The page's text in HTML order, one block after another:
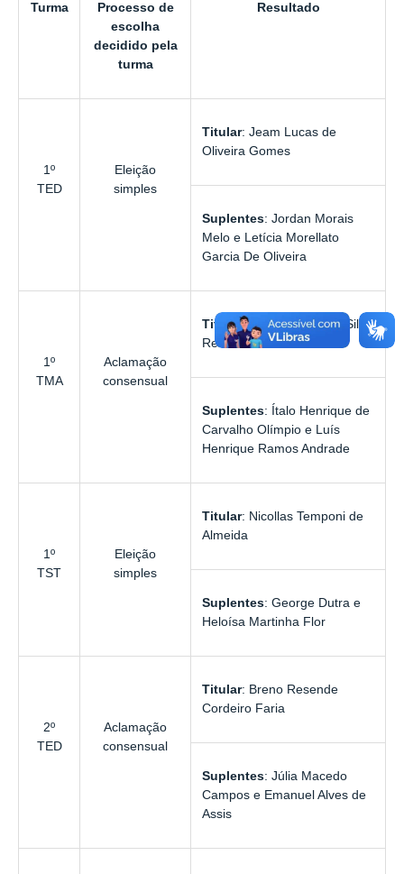
Turma
Processo de
escolha
decidido pela
turma
Resultado
1º
TED
Eleição
simples
Titular:Jeam Lucas de
Oliveira Gomes
Suplentes:Jordan Morais
Melo e Letícia Morellato
Garcia De Oliveira
1º
TMA
Aclamação
consensual
Titular:Jéssica Lage da Silva
Reis
Suplentes: Ítalo Henrique de
Carvalho Olímpio e Luís
Henrique Ramos Andrade
1º
TST
Eleição
simples
Titular: Nicollas Temponi de
Almeida
Suplentes:George Dutra e
Heloísa Martinha Flor
2º
TED
Aclamação
consensual
Titular: Breno Resende
Cordeiro Faria
Suplentes:Júlia Macedo
Campos e Emanuel Alves de
Assis